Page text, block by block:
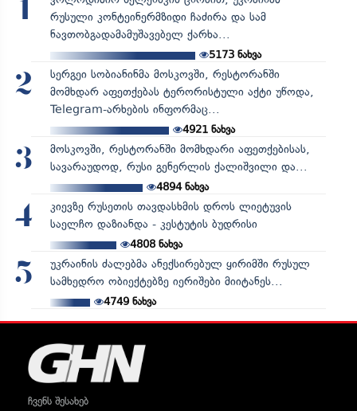
1
რუსული კონტეინერმზიდი ჩაძირა და სამ
ნავთობგადამამუშავებელ ქარხა...
5173 ნახვა
2
სერგეი სობიანინმა მოსკოვში, რესტორანში
მომხდარ აფეთქებას ტერორისტული აქტი უწოდა,
Telegram-არხების ინფორმაც...
4921ნახვა
3
მოსკოვში, რესტორანში მომხდარი აფეთქებისას,
სავარაუდოდ, რუსი გენერლის ქალიშვილი და...
4894ნახვა
4
კიევზე რუსეთის თავდასხმის დროს ლიეტუვის
საელჩო დაზიანდა - კესტუტის ბუდრისი
4808ნახვა
5
უკრაინის ძალებმა ანექსირებულ ყირიმში რუსულ
სამხედრო ობიექტებზე იერიშები მიიტანეს...
4749ნახვა
ჩვენს შესახებ